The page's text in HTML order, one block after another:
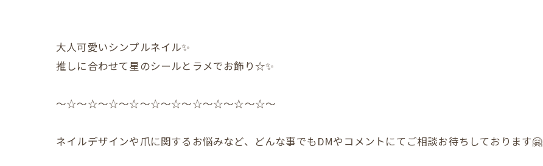
大人可愛いシンプルネイル✨
推しに合わせて星のシールとラメでお飾り☆✨
〜☆〜☆〜☆〜☆〜☆〜☆〜☆〜☆〜☆〜☆〜
ネイルデザインや爪に関するお悩みなど、どんな事でもDMやコメントにてご相談お待ちしております🤗